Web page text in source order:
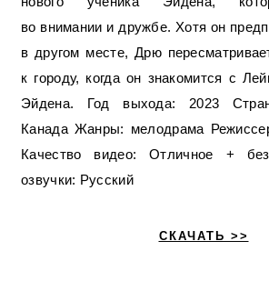
во внимании и дружбе. Хотя он
в другом месте, Дрю
к городу, когда он знакомится с
Эйдена. Год выхода: 2023
Канада Жанры: мелодрама
Качество видео: Отличное +
озвучки: Русский
СКАЧАТЬ >>